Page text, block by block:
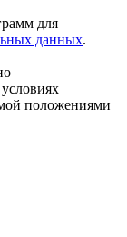
для
данных.
положениями